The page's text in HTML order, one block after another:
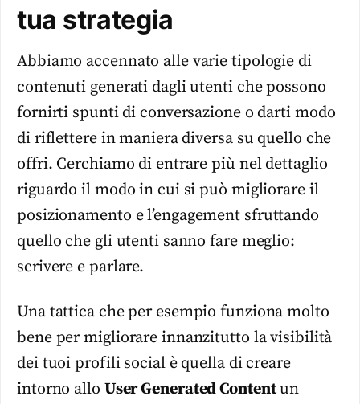
tua strategia
Abbiamo accennato alle varie tipologie di
contenuti generati dagli utenti che possono
fornirti spunti di conversazione o darti modo
di riflettere in maniera diversa su quello che
offri. Cerchiamo di entrare più nel dettaglio
riguardo il modo in cui si può migliorare il
posizionamento e l’engagement sfruttando
quello che gli utenti sanno fare meglio:
scrivere e parlare.
Una tattica che per esempio funziona molto
bene per migliorare innanzitutto la visibilità
dei tuoi profili social è quella di creare
intorno allo User Generated Contentun